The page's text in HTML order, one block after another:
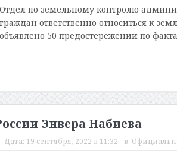
Отдел по земельному контролю
граждан ответственно относиться к
объявлено 50 предостережений по
Энвера Набиева
Дата: 19 сентября, 2022 в 11:32 в: